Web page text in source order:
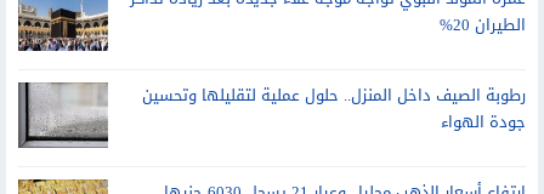
عمرة المولد النبوي تواجه موجة غلاء جديدة بعد زيادة تذاكر
الطيران 20%
رطوبة الصيف داخل المنزل.. حلول عملية لتقليلها وتحسين
جودة الهواء